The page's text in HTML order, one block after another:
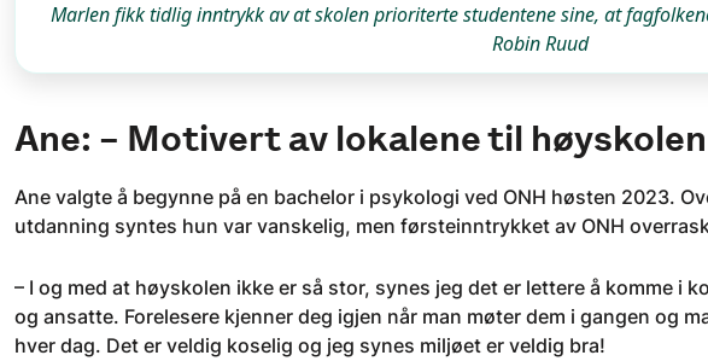
Marlen fikk tidlig inntrykk av at skolen prioriterte studentene sine, at
Robin Ruud
Ane: – Motivert av lokalene til høyskolen
Ane valgte å begynne på en bachelor i psykologi ved ONH høsten 2023.
utdanning syntes hun var vanskelig, men førsteinntrykket av ONH
– I og med at høyskolen ikke er så stor, synes jeg det er lettere å komme i
og ansatte. Forelesere kjenner deg igjen når man møter dem i gangen og
hver dag. Det er veldig koselig og jeg synes miljøet er veldig bra!